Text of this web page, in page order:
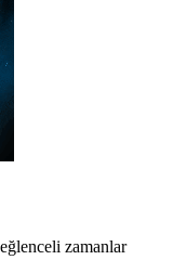
zamanlar